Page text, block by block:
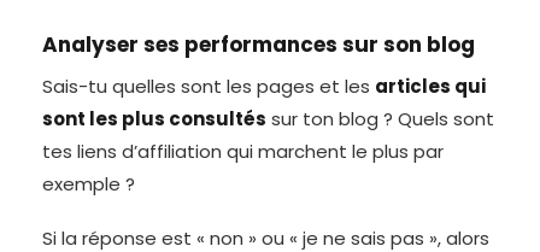
Analyser ses performances sur son blog
Sais-tu quelles sont les pages et les articles qui
sont les plus consultés sur ton blog ? Quels sont
tes liens d’affiliation qui marchent le plus par
exemple ?
Si la réponse est « non » ou « je ne sais pas », alors